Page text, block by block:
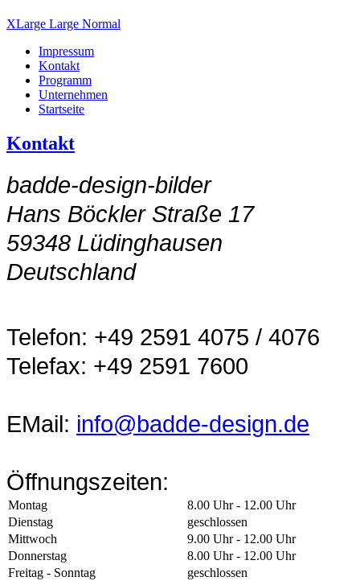
XLarge Large Normal
Impressum
Kontakt
Programm
Unternehmen
Startseite
Kontakt
badde-design-bilder
Hans Böckler Straße 17
59348 Lüdinghausen
Deutschland
Telefon: +49 2591 4075 / 4076
Telefax: +49 2591 7600
EMail: info@badde-design.de
Öffnungszeiten:
Montag
8.00 Uhr - 12.00 Uhr
Dienstag
geschlossen
Mittwoch
9.00 Uhr - 12.00 Uhr
Donnerstag
8.00 Uhr - 12.00 Uhr
Freitag - Sonntag
geschlossen